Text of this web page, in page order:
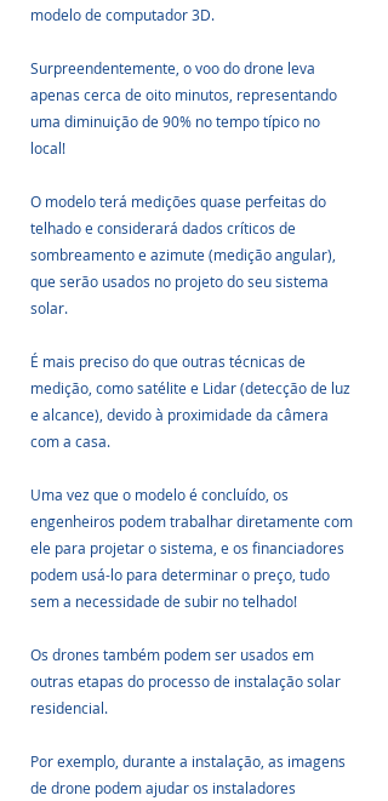
modelo de computador 3D.
Surpreendentemente, o voo do drone leva
apenas cerca de oito minutos, representando
uma diminuição de 90% no tempo típico no
local!
O modelo terá medições quase perfeitas do
telhado e considerará dados críticos de
sombreamento e azimute (medição angular),
que serão usados no projeto do seu sistema
solar.
É mais preciso do que outras técnicas de
medição, como satélite e Lidar (detecção de luz
e alcance), devido à proximidade da câmera
com a casa.
Uma vez que o modelo é concluído, os
engenheiros podem trabalhar diretamente com
ele para projetar o sistema, e os financiadores
podem usá-lo para determinar o preço, tudo
sem a necessidade de subir no telhado!
Os drones também podem ser usados em
outras etapas do processo de instalação solar
residencial.
Por exemplo, durante a instalação, as imagens
de drone podem ajudar os instaladores